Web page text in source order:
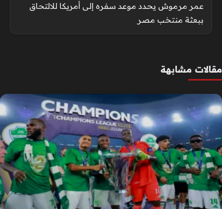
عمر مرموش يحدد موعد سفره إلى أمريكا للالتحاق
ببعثة منتخب مصر
مقالات مشابهة